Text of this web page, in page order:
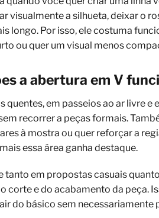
visualmente a silhueta, deixar o
longo. Por isso, ele costuma
ou quer um visual menos
a abertura em V
quentes, em passeios ao ar livre
recorrer a peças formais.
à mostra ou quer reforçar a
essa área ganha destaque.
tanto em propostas casuais
corte e do acabamento da peça.
do básico sem necessariamente